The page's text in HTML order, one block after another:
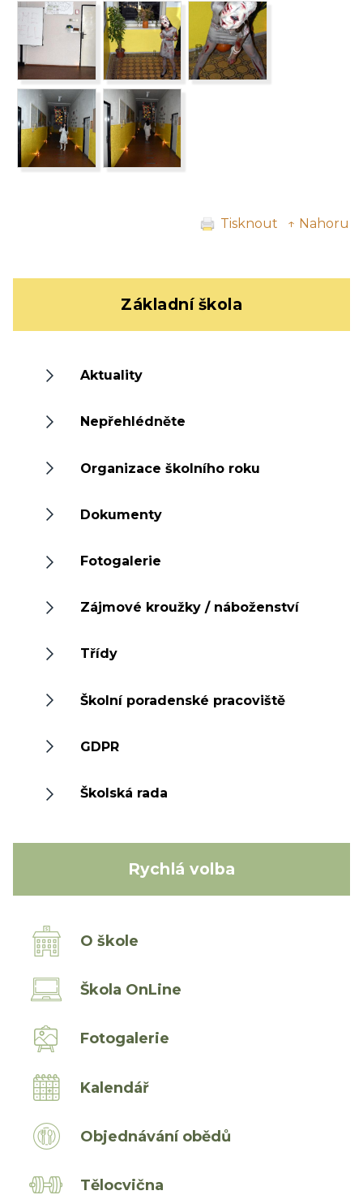
Tisknout ↑ Nahoru
Základní škola
Aktuality
Nepřehlédněte
Organizace školního roku
Dokumenty
Fotogalerie
Zájmové kroužky / náboženství
Třídy
Školní poradenské pracoviště
GDPR
Školská rada
Rychlá volba
O škole
Škola OnLine
Fotogalerie
Kalendář
Objednávání obědů
Tělocvična